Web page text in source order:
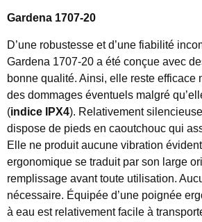
Gardena 1707-20
D’une robustesse et d’une fiabilité
Gardena 1707-20 a été conçue avec
bonne qualité. Ainsi, elle reste efficace
des dommages éventuels malgré
(indice IPX4). Relativement
dispose de pieds en caoutchouc qui
Elle ne produit aucune vibration
ergonomique se traduit par son large
remplissage avant toute utilisation.
nécessaire. Équipée d’une poignée
à eau est relativement facile à